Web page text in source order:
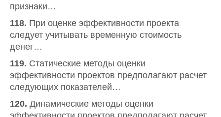
признаки…
118. При оценке эффективности проекта
следует учитывать временную стоимость
денег…
119. Статические методы оценки
эффективности проектов предполагают расчет
следующих показателей…
120. Динамические методы оценки